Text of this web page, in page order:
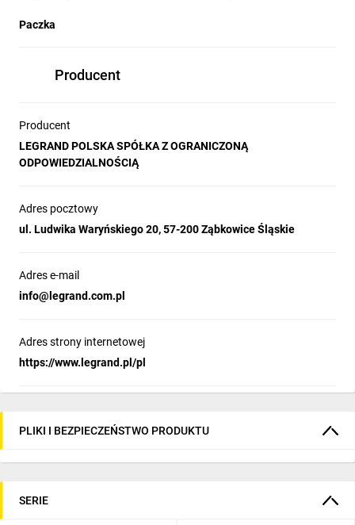
Paczka
Producent
Producent
LEGRAND POLSKA SPÓŁKA Z OGRANICZONĄ
ODPOWIEDZIALNOŚCIĄ
Adres pocztowy
ul. Ludwika Waryńskiego 20, 57-200 Ząbkowice Śląskie
Adres e-mail
info@legrand.com.pl
Adres strony internetowej
https://www.legrand.pl/pl
PLIKI I BEZPIECZEŃSTWO PRODUKTU
SERIE